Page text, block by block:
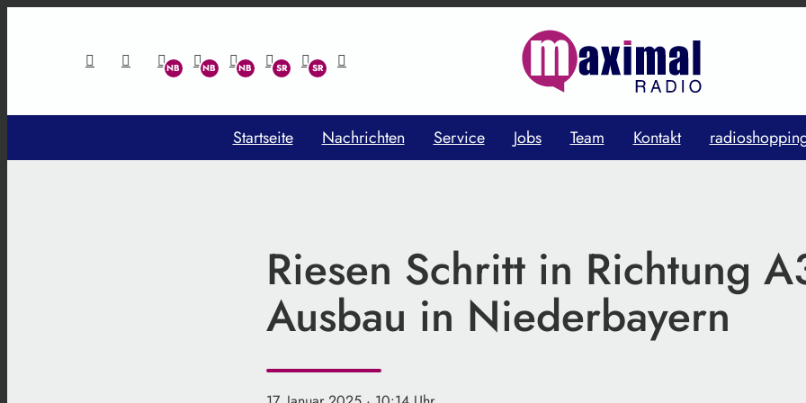
Startseite Nachrichten Service Jobs Team Kontakt
Riesen Schritt in Richtung
Ausbau in Niederbayern